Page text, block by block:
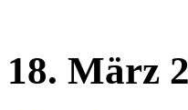
18. März